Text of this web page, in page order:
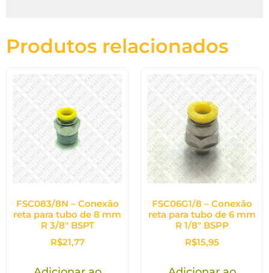
Produtos relacionados
FSC083/8N – Conexão
reta para tubo de 8 mm
R 3/8″ BSPT
R$21,77
FSC06G1/8 – Conexão
reta para tubo de 6 mm
R 1/8″ BSPP
R$15,95